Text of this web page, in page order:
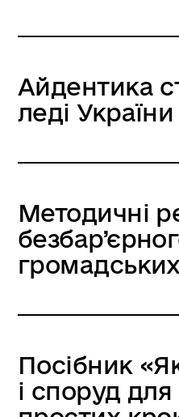
Айдентика
леді
Методичні
Посібник
і споруд